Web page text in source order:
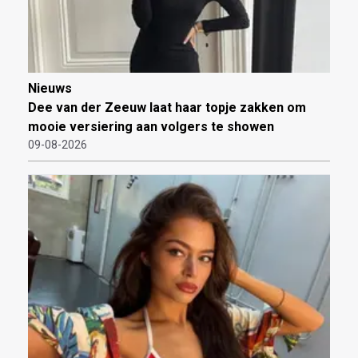
Nieuws
Dee van der Zeeuw laat haar topje zakken om
mooie versiering aan volgers te showen
09-08-2026